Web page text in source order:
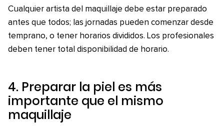
Cualquier artista del maquillaje debe estar preparado
antes que todos; las jornadas pueden comenzar desde
temprano, o tener horarios divididos. Los profesionales
deben tener total disponibilidad de horario.
4. Preparar la piel es más
importante que el mismo
maquillaje